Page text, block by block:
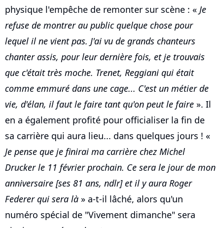
physique l'empêche de remonter sur scène : « Je
refuse de montrer au public quelque chose pour
lequel il ne vient pas. J'ai vu de grands chanteurs
chanter assis, pour leur dernière fois, et je trouvais
que c'était très moche. Trenet, Reggiani qui était
comme emmuré dans une cage... C'est un métier de
vie, d'élan, il faut le faire tant qu'on peut le faire ». Il
en a également profité pour officialiser la fin de
sa carrière qui aura lieu... dans quelques jours ! «
Je pense que je finirai ma carrière chez Michel
Drucker le 11 février prochain. Ce sera le jour de mon
anniversaire [ses 81 ans, ndlr] et il y aura Roger
Federer qui sera là » a-t-il lâché, alors qu'un
numéro spécial de "Vivement dimanche" sera